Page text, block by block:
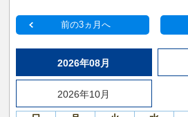
前の3ヵ月へ
2026年08月
2026年10月